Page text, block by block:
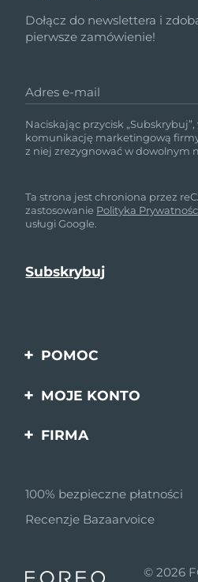
Dołącz do newslettera i
pierwsze zamówienie!
Adres e-mail
Naciskając przycisk
komunikację marketingową
z niej zrezygnować w dowolnym
Ta strona jest chroniona przez
zastosowanie Polityka
usługi Google.
POMOC
Kontakt
MOJE KONTO
Rejestracja produktu
FIRMA
Program partnerski
Wiadomości
MYSA
100% bezpieczne płatności
Recenzje Bazaarvoice
© 2026